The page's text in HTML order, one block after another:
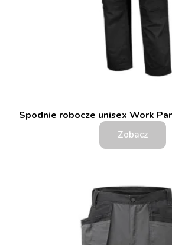
Spodnie robocze unisex Work
Zobacz